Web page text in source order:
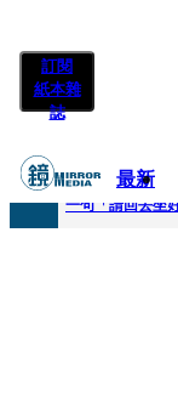
訂閱
紙本雜
誌
最新
快訊